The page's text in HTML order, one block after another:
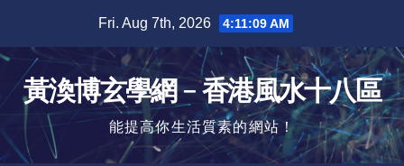
content
Fri. Aug 7th, 2026 4:11:10 AM
黃渙博玄學網﹣香港風水十八區
能提高你生活質素的網站！